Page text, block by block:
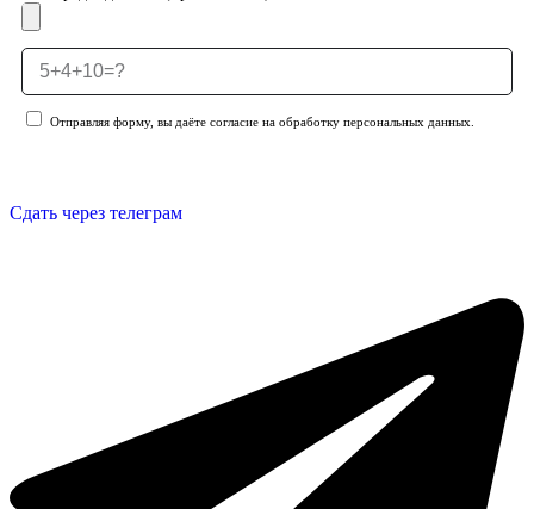
Отправляя форму, вы даёте согласие на обработку персональных данных.
Сдать через телеграм